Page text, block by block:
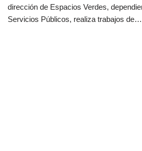
dirección de Espacios Verdes,
Servicios Públicos, realiza trabajos de…